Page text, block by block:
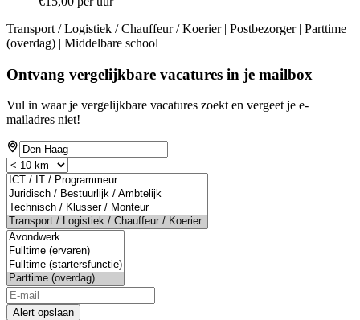
Transport / Logistiek / Chauffeur / Koerier | Postbezorger | Parttime
(overdag) | Middelbare school
Ontvang vergelijkbare vacatures in je mailbox
Vul in waar je vergelijkbare vacatures zoekt en vergeet je e-
mailadres niet!
Alert opslaan